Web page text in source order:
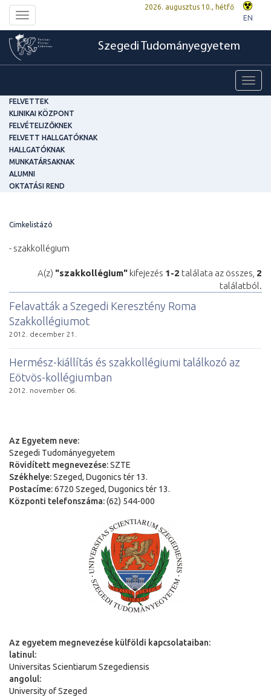
Toggle
navigation
2026. augusztus 10., hétfő
EN
Szegedi Tudományegyetem
FELVETTEK
KLINIKAI KÖZPONT
FELVÉTELIZŐKNEK
FELVETT HALLGATÓKNAK
HALLGATÓKNAK
MUNKATÁRSAKNAK
ALUMNI
OKTATÁSI REND
Cimkelistázó
- szakkollégium
A(z) "szakkollégium" kifejezés 1-2 találata az összes, 2
találatból.
Felavatták a Szegedi Keresztény Roma
Szakkollégiumot
2012. december 21.
Hermész-kiállítás és szakkollégiumi találkozó az
Eötvös-kollégiumban
2012. november 06.
Az Egyetem neve:
Szegedi Tudományegyetem
Rövidített megnevezése:SZTE
Székhelye:Szeged, Dugonics tér 13.
Postacíme:6720 Szeged, Dugonics tér 13.
Központi telefonszáma:(62) 544-000
Az egyetem megnevezése külföldi kapcsolataiban:
latinul:
Universitas Scientiarum Szegediensis
angolul:
University of Szeged